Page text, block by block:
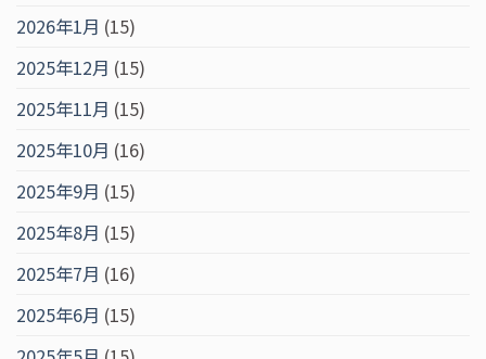
2026年1月 (15)
2025年12月 (15)
2025年11月 (15)
2025年10月 (16)
2025年9月 (15)
2025年8月 (15)
2025年7月 (16)
2025年6月 (15)